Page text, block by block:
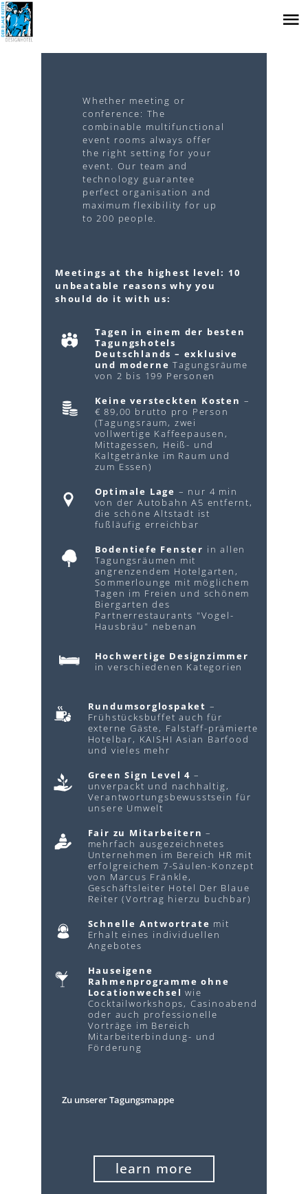
Zum
Inhalt
springen
Whether meeting or
conference: The
combinable multifunctional
event rooms always offer
the right setting for your
event. Our team and
technology guarantee
perfect organisation and
maximum flexibility for up
to 200 people.
Meetings at the highest level: 10
unbeatable reasons why you
should do it with us:
Tagen in einem der besten
Tagungshotels
Deutschlands – exklusive
und moderneTagungsräume
von 2 bis 199 Personen
Keine versteckten Kosten –
€ 89,00 brutto pro Person
(Tagungsraum, zwei
vollwertige Kaffeepausen,
Mittagessen, Heiß- und
Kaltgetränke im Raum und
zum Essen)
Optimale Lage – nur 4 min
von der Autobahn A5 entfernt,
die schöne Altstadt ist
fußläufig erreichbar
Bodentiefe Fenster in allen
Tagungsräumen mit
angrenzendem Hotelgarten,
Sommerlounge mit möglichem
Tagen im Freien und schönem
Biergarten des
Partnerrestaurants "Vogel-
Hausbräu" nebenan
Hochwertige Designzimmer
in verschiedenen Kategorien
Rundumsorglospaket –
Frühstücksbuffet auch für
externe Gäste, Falstaff-prämierte
Hotelbar, KAISHI Asian Barfood
und vieles mehr
Green Sign Level 4 –
unverpackt und nachhaltig,
Verantwortungsbewusstsein für
unsere Umwelt
Fair zu Mitarbeitern–
mehrfach ausgezeichnetes
Unternehmen im Bereich HR mit
erfolgreichem 7-Säulen-Konzept
von Marcus Fränkle,
Geschäftsleiter Hotel Der Blaue
Reiter (Vortrag hierzu buchbar)
Schnelle Antwortrate mit
Erhalt eines individuellen
Angebotes
Hauseigene
Rahmenprogramme ohne
Locationwechselwie
Cocktailworkshops, Casinoabend
oder auch professionelle
Vorträge im Bereich
Mitarbeiterbindung- und
Förderung
Zu unserer Tagungsmappe
learn more